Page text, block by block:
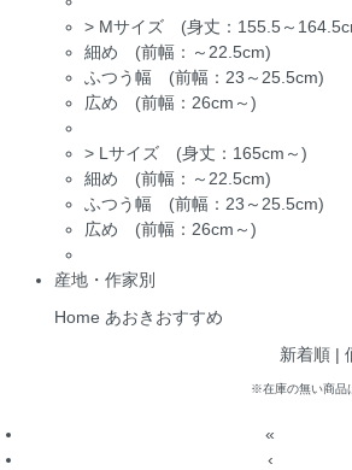
> Mサイズ (身丈：155.5～
細め (前幅：～22.5cm)
ふつう幅 (前幅：23～25.5cm)
広め (前幅：26cm～)
> Lサイズ (身丈：165cm～)
細め (前幅：～22.5cm)
ふつう幅 (前幅：23～25.5cm)
広め (前幅：26cm～)
産地・作家別
Home あおきおすすめ
新着順 |
※在庫の無い商品
«
‹